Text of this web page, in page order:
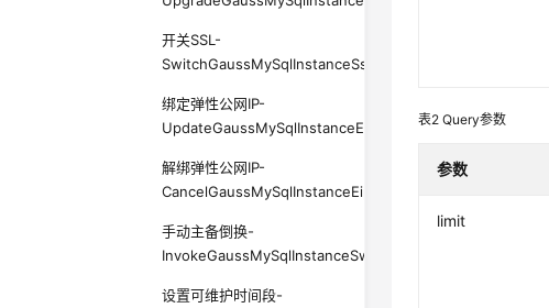
开关SSL-
SwitchGaussMySqlInstanceSsl
绑定弹性公网IP-
UpdateGaussMySqlInstanceEip
解绑弹性公网IP-
CancelGaussMySqlInstanceEip
手动主备倒换-
InvokeGaussMySqlInstanceSwitchOver
设置可维护时间段-
表2Query参数
参数
limit